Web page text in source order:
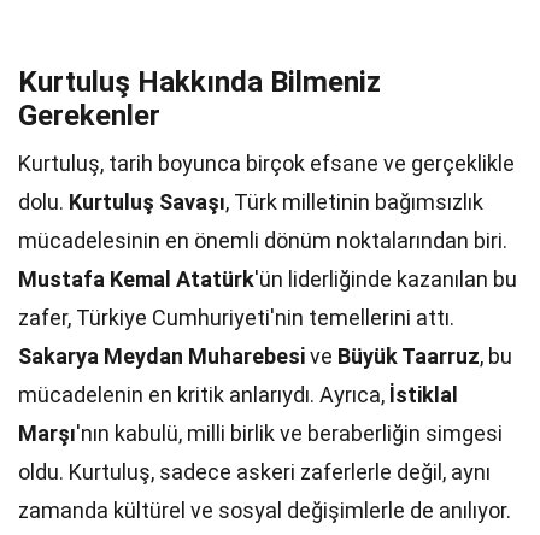
Kurtuluş Hakkında Bilmeniz
Gerekenler
Kurtuluş, tarih boyunca birçok efsane ve gerçeklikle
dolu. Kurtuluş Savaşı, Türk milletinin bağımsızlık
mücadelesinin en önemli dönüm noktalarından biri.
Mustafa Kemal Atatürk'ün liderliğinde kazanılan bu
zafer, Türkiye Cumhuriyeti'nin temellerini attı.
Sakarya Meydan Muharebesive Büyük Taarruz, bu
mücadelenin en kritik anlarıydı. Ayrıca, İstiklal
Marşı'nın kabulü, milli birlik ve beraberliğin simgesi
oldu. Kurtuluş, sadece askeri zaferlerle değil, aynı
zamanda kültürel ve sosyal değişimlerle de anılıyor.